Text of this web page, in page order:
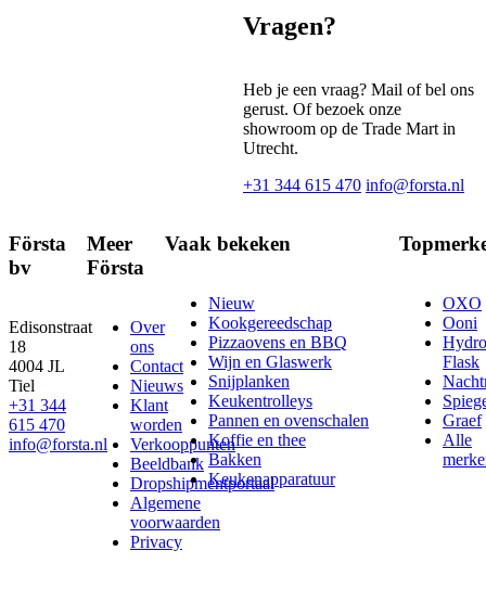
Vragen?
Heb je een vraag? Mail of bel ons
gerust. Of bezoek onze
showroom op de Trade Mart in
Utrecht.
+31 344 615 470 info@forsta.nl
Första
bv
Edisonstraat
18
4004 JL
Tiel
+31 344
615 470
info@forsta.nl
Meer
Första
Over
ons
Contact
Nieuws
Klant
worden
Verkooppunten
Beeldbank
Dropshipmentportaal
Algemene
voorwaarden
Privacy
Vaak bekeken
Nieuw
Kookgereedschap
Pizzaovens en BBQ
Wijn en Glaswerk
Snijplanken
Keukentrolleys
Pannen en ovenschalen
Koffie en thee
Bakken
Keukenapparatuur
OXO
Ooni
Hydro
Flask
Graef
Alle